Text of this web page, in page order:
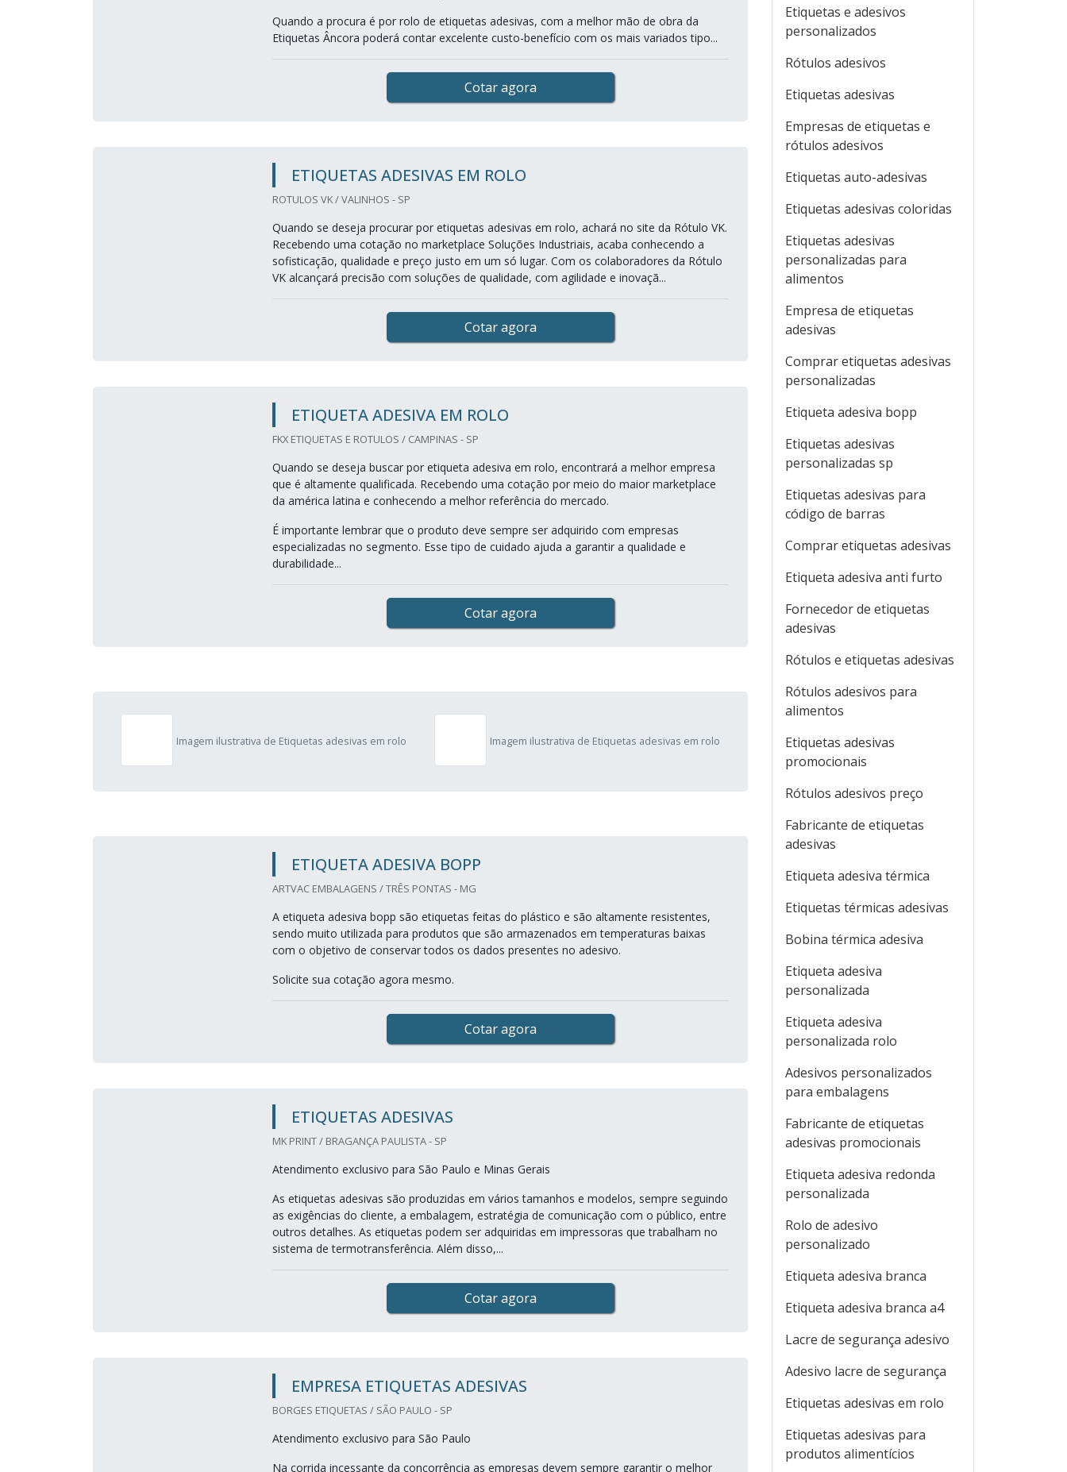
Quando a procura é por rolo de etiquetas adesivas, com a melhor mão de obra da
Etiquetas Âncora poderá contar excelente custo-benefício com os mais variados tipo...
Cotar agora
ETIQUETAS ADESIVAS EM ROLO
ROTULOS VK / VALINHOS - SP
Quando se deseja procurar por etiquetas adesivas em rolo, achará no site da Rótulo VK.
Recebendo uma cotação no marketplace Soluções Industriais, acaba conhecendo a
sofisticação, qualidade e preço justo em um só lugar. Com os colaboradores da Rótulo
VK alcançará precisão com soluções de qualidade, com agilidade e inovaçã...
Cotar agora
ETIQUETA ADESIVA EM ROLO
FKX ETIQUETAS E ROTULOS / CAMPINAS - SP
Quando se deseja buscar por etiqueta adesiva em rolo, encontrará a melhor empresa
que é altamente qualificada. Recebendo uma cotação por meio do maior marketplace
da américa latina e conhecendo a melhor referência do mercado.
É importante lembrar que o produto deve sempre ser adquirido com empresas
especializadas no segmento. Esse tipo de cuidado ajuda a garantir a qualidade e
durabilidade...
Cotar agora
Imagem ilustrativa de Etiquetas adesivas em rolo Imagem ilustrativa de Etiquetas adesivas em rolo
ETIQUETA ADESIVA BOPP
ARTVAC EMBALAGENS / TRÊS PONTAS - MG
A etiqueta adesiva bopp são etiquetas feitas do plástico e são altamente resistentes,
sendo muito utilizada para produtos que são armazenados em temperaturas baixas
com o objetivo de conservar todos os dados presentes no adesivo.
Solicite sua cotação agora mesmo.
Cotar agora
ETIQUETAS ADESIVAS
MK PRINT / BRAGANÇA PAULISTA - SP
Atendimento exclusivo para São Paulo e Minas Gerais
As etiquetas adesivas são produzidas em vários tamanhos e modelos, sempre seguindo
as exigências do cliente, a embalagem, estratégia de comunicação com o público, entre
outros detalhes. As etiquetas podem ser adquiridas em impressoras que trabalham no
sistema de termotransferência. Além disso,...
Cotar agora
EMPRESA ETIQUETAS ADESIVAS
BORGES ETIQUETAS / SÃO PAULO - SP
Atendimento exclusivo para São Paulo
Na corrida incessante da concorrência as empresas devem sempre garantir o melhor
Etiquetas e adesivos
personalizados
Rótulos adesivos
Etiquetas adesivas
Empresas de etiquetas e
rótulos adesivos
Etiquetas auto-adesivas
Etiquetas adesivas coloridas
Etiquetas adesivas
personalizadas para
alimentos
Empresa de etiquetas
adesivas
Comprar etiquetas adesivas
personalizadas
Etiqueta adesiva bopp
Etiquetas adesivas
personalizadas sp
Etiquetas adesivas para
código de barras
Comprar etiquetas adesivas
Etiqueta adesiva anti furto
Fornecedor de etiquetas
adesivas
Rótulos e etiquetas adesivas
Rótulos adesivos para
alimentos
Etiquetas adesivas
promocionais
Rótulos adesivos preço
Fabricante de etiquetas
adesivas
Etiqueta adesiva térmica
Etiquetas térmicas adesivas
Bobina térmica adesiva
Etiqueta adesiva
personalizada
Etiqueta adesiva
personalizada rolo
Adesivos personalizados
para embalagens
Fabricante de etiquetas
adesivas promocionais
Etiqueta adesiva redonda
personalizada
Rolo de adesivo
personalizado
Etiqueta adesiva branca
Etiqueta adesiva branca a4
Lacre de segurança adesivo
Adesivo lacre de segurança
Etiquetas adesivas em rolo
Etiquetas adesivas para
produtos alimentícios